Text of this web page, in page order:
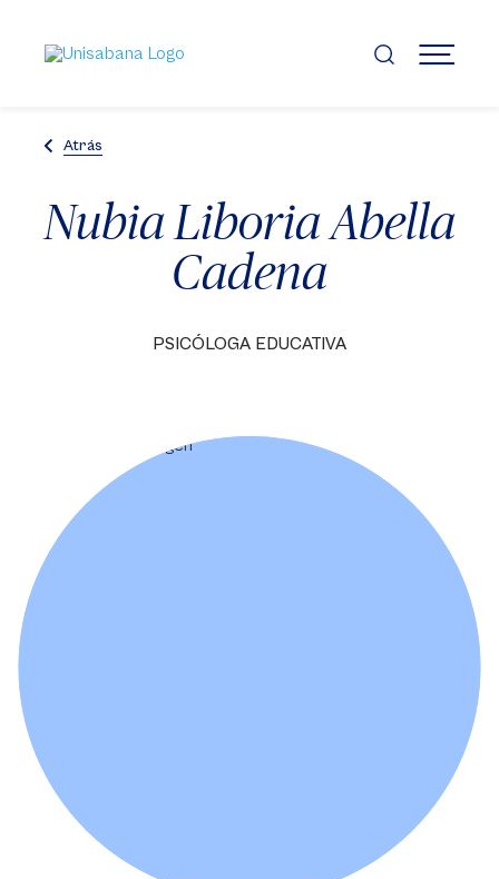
contenido
principal
MENÚ
Atrás
Nubia Liboria Abella
Cadena
PSICÓLOGA EDUCATIVA